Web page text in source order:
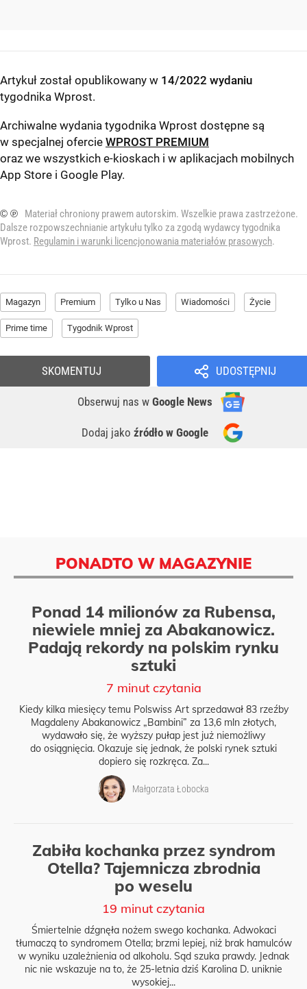
Artykuł został opublikowany w 14/2022 wydaniu
tygodnika Wprost.
Archiwalne wydania tygodnika Wprost dostępne są
w specjalnej ofercie WPROST PREMIUM
oraz we wszystkich e-kioskach i w aplikacjach mobilnych
App Store i Google Play.
© ℗
Materiał chroniony prawem autorskim. Wszelkie prawa zastrzeżone.
Dalsze rozpowszechnianie artykułu tylko za zgodą wydawcy tygodnika
Wprost. Regulamin i warunki licencjonowania materiałów prasowych.
Magazyn Premium Tylko u Nas Wiadomości Życie
Prime time Tygodnik Wprost
UDOSTĘPNIJ
Obserwuj nas w Google News
Dodaj jako źródło w Google
SKOMENTUJ
PONADTO W MAGAZYNIE
Ponad 14 milionów za Rubensa,
niewiele mniej za Abakanowicz.
Padają rekordy na polskim rynku
sztuki
7 minut czytania
Kiedy kilka miesięcy temu Polswiss Art sprzedawał 83 rzeźby
Magdaleny Abakanowicz „Bambini” za 13,6 mln złotych,
wydawało się, że wyższy pułap jest już niemożliwy
do osiągnięcia. Okazuje się jednak, że polski rynek sztuki
dopiero się rozkręca. Za...
Małgorzata Łobocka
Zabiła kochanka przez syndrom
Otella? Tajemnicza zbrodnia
po weselu
19 minut czytania
Śmiertelnie dźgnęła nożem swego kochanka. Adwokaci
tłumaczą to syndromem Otella; brzmi lepiej, niż brak hamulców
w wyniku uzależnienia od alkoholu. Sąd szuka prawdy. Jednak
nic nie wskazuje na to, że 25-letnia dziś Karolina D. uniknie
wysokiej...